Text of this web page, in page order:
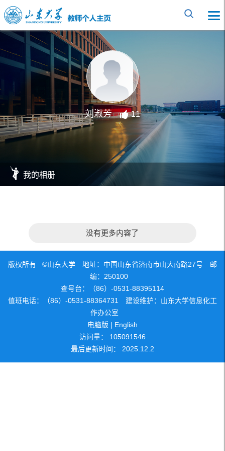
刘淑芳 11
我的相册
没有更多内容了
版权所有 ©山东大学 地址：中国山东省济南市山大南路27号 邮
编：250100
查号台：（86）-0531-88395114
值班电话：（86）-0531-88364731 建设维护：山东大学信息化工
作办公室
电脑版 | English
访问量： 105091546
最后更新时间： 2025 12 2